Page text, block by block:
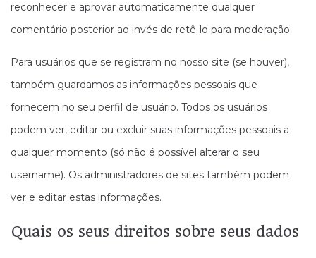
reconhecer e aprovar automaticamente qualquer
comentário posterior ao invés de retê-lo para moderação.
Para usuários que se registram no nosso site (se houver),
também guardamos as informações pessoais que
fornecem no seu perfil de usuário. Todos os usuários
podem ver, editar ou excluir suas informações pessoais a
qualquer momento (só não é possível alterar o seu
username). Os administradores de sites também podem
ver e editar estas informações.
Quais os seus direitos sobre seus dados